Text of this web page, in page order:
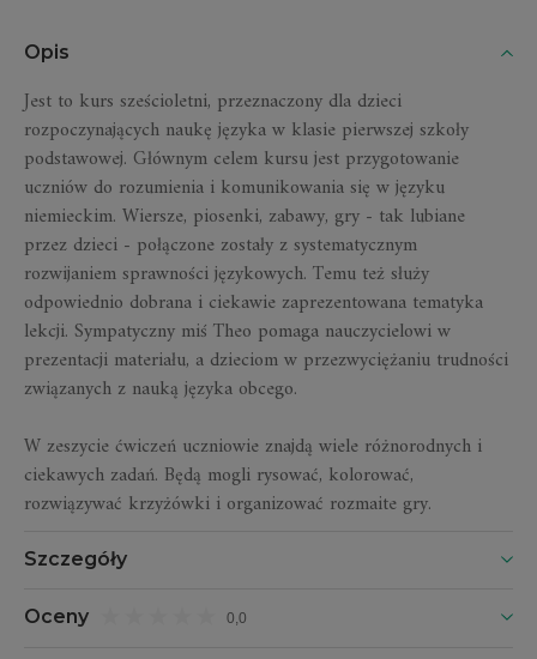
Opis
Jest to kurs sześcioletni, przeznaczony dla dzieci
rozpoczynających naukę języka w klasie pierwszej szkoły
podstawowej. Głównym celem kursu jest przygotowanie
uczniów do rozumienia i komunikowania się w języku
niemieckim. Wiersze, piosenki, zabawy, gry - tak lubiane
przez dzieci - połączone zostały z systematycznym
rozwijaniem sprawności językowych. Temu też służy
odpowiednio dobrana i ciekawie zaprezentowana tematyka
lekcji. Sympatyczny miś Theo pomaga nauczycielowi w
prezentacji materiału, a dzieciom w przezwyciężaniu trudności
związanych z nauką języka obcego.
W zeszycie ćwiczeń uczniowie znajdą wiele różnorodnych i
ciekawych zadań. Będą mogli rysować, kolorować,
rozwiązywać krzyżówki i organizować rozmaite gry.
Szczegóły
Oceny 0,0